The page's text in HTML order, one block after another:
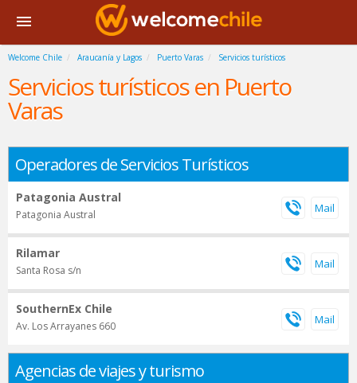
Welcome Chile Araucanía y Lagos Puerto Varas Servicios turísticos
Servicios turísticos en Puerto
Varas
Operadores de Servicios Turísticos
Patagonia Austral
Patagonia Austral
Rilamar
Santa Rosa s/n
SouthernEx Chile
Av. Los Arrayanes 660
Agencias de viajes y turismo